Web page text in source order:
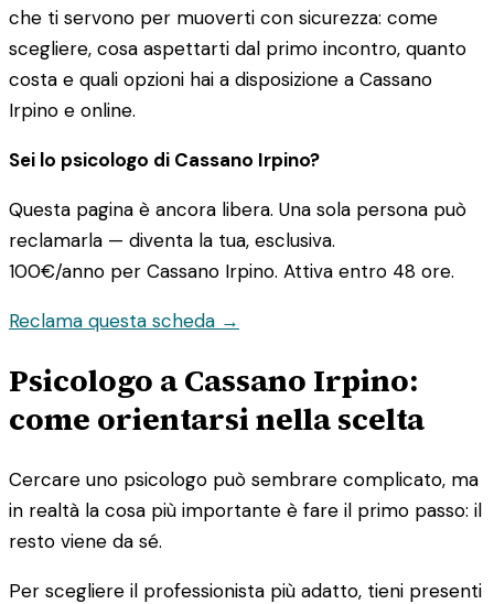
che ti servono per muoverti con sicurezza: come
scegliere, cosa aspettarti dal primo incontro, quanto
costa e quali opzioni hai a disposizione a Cassano
Irpino e online.
Sei lo psicologo di Cassano Irpino?
Questa pagina è ancora libera. Una sola persona può
reclamarla — diventa la tua, esclusiva.
100€/anno per Cassano Irpino. Attiva entro 48 ore.
Reclama questa scheda →
Psicologo a Cassano Irpino:
come orientarsi nella scelta
Cercare uno psicologo può sembrare complicato, ma
in realtà la cosa più importante è fare il primo passo: il
resto viene da sé.
Per scegliere il professionista più adatto, tieni presenti